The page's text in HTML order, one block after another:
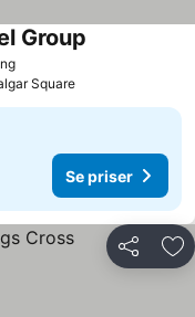
Se priser
Group
Square
Se priser
Del